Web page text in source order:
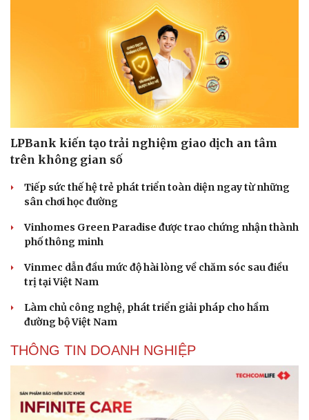
LPBank kiến tạo trải nghiệm giao dịch an tâm
trên không gian số
Tiếp sức thế hệ trẻ phát triển toàn diện ngay từ những
sân chơi học đường
Vinhomes Green Paradise được trao chứng nhận thành
phố thông minh
Vinmec dẫn đầu mức độ hài lòng về chăm sóc sau điều
trị tại Việt Nam
Làm chủ công nghệ, phát triển giải pháp cho hầm
đường bộ Việt Nam
THÔNG TIN DOANH NGHIỆP